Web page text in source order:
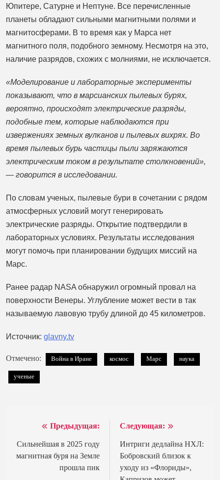
Юпитере, Сатурне и Нептуне. Все перечисленные
планеты обладают сильными магнитными полями и
магнитосферами. В то время как у Марса нет
магнитного поля, подобного земному. Несмотря на это,
наличие разрядов, схожих с молниями, не исключается.
«Моделирование и лабораторные эксперименты
показывают, что в марсианских пылевых бурях,
вероятно, происходят электрические разряды,
подобные тем, которые наблюдаются при
извержениях земных вулканов и пылевых вихрях. Во
время пылевых бурь частицы пыли заряжаются
электрическим током в результате столкновений»,
— говорится в исследовании.
По словам ученых, пылевые бури в сочетании с рядом
атмосферных условий могут генерировать
электрические разряды. Открытие подтвердили в
лабораторных условиях. Результаты исследования
могут помочь при планировании будущих миссий на
Марс.
Ранее радар NASA обнаружил огромный провал на
поверхности Венеры. Углубление может вести в так
называемую лавовую трубу длиной до 45 километров.
Источник: glavny.tv
Отмечено: Война в Иране космос Марс наука
ученые
Навигация
по
записям
Предыдущая:
Сильнейшая в 2025 году
магнитная буря на Земле
прошла пик
Следующая:
Интриги дедлайна НХЛ:
Бобровский близок к
уходу из «Флориды»,